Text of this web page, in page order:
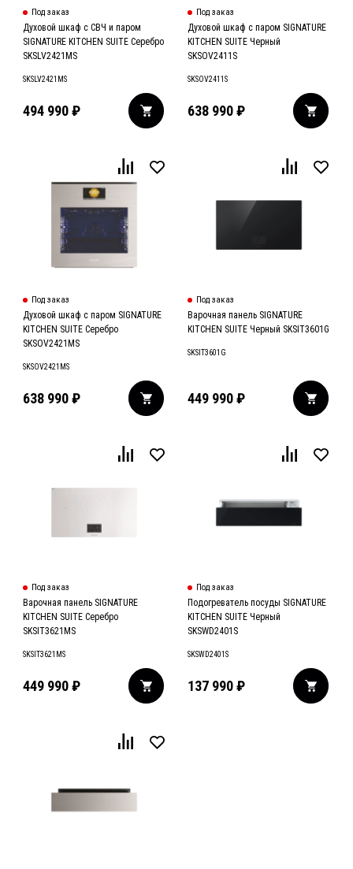
Под заказ
Духовой шкаф с СВЧ и паром
SIGNATURE KITCHEN SUITE Серебро
SKSLV2421MS
SKSLV2421MS
494 990₽
Под заказ
Духовой шкаф с паром SIGNATURE
KITCHEN SUITE Черный
SKSOV2411S
SKSOV2411S
638 990 ₽
Под заказ
Духовой шкаф с паром SIGNATURE
KITCHEN SUITE Серебро
SKSOV2421MS
SKSOV2421MS
638 990₽
Под заказ
Варочная панель SIGNATURE
KITCHEN SUITE Черный SKSIT3601G
SKSIT3601G
449 990 ₽
Под заказ
Варочная панель SIGNATURE
KITCHEN SUITE Серебро
SKSIT3621MS
SKSIT3621MS
449 990₽
Под заказ
Подогреватель посуды SIGNATURE
KITCHEN SUITE Черный
SKSWD2401S
SKSWD2401S
137 990 ₽